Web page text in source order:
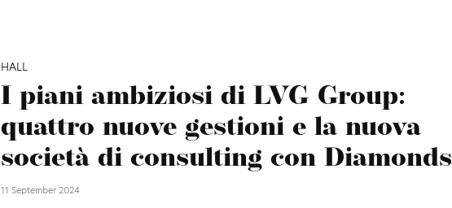
HALL
I piani ambiziosi di LVG Group:
quattro nuove gestioni e la nuova
società di consulting con Diamonds
11 September 2024